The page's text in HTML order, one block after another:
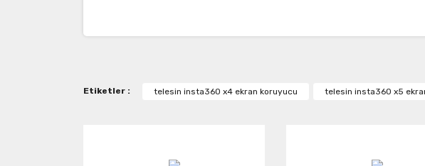
Bu ürüne benzer farklı alternatifler olmalı.
Etiketler : telesin insta360 x4 ekran koruyucu telesin insta360 x5